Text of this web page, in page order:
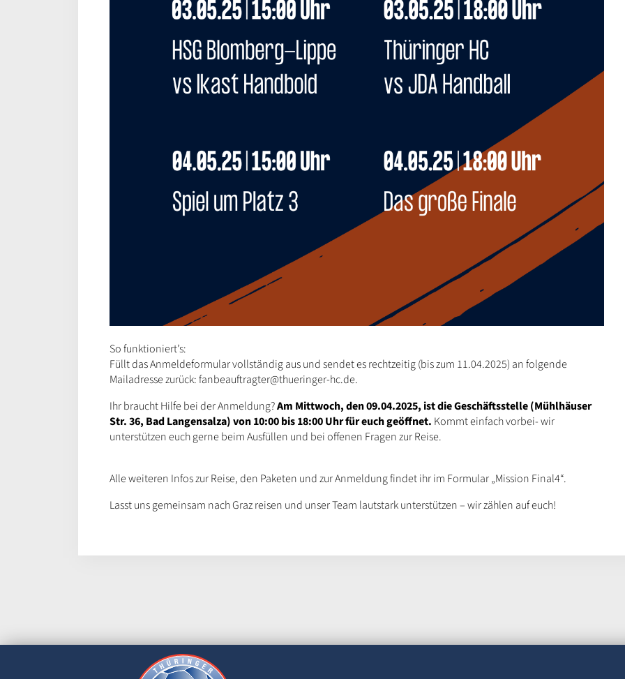
So funktioniert’s:
Füllt das Anmeldeformular vollständig aus und sendet es rechtzeitig (bis zum 11.04.2025) an folgende
Mailadresse zurück: fanbeauftragter@thueringer-hc.de.
Ihr braucht Hilfe bei der Anmeldung?Am Mittwoch, den 09.04.2025, ist die Geschäftsstelle (Mühlhäuser
Str. 36, Bad Langensalza) von 10:00 bis 18:00 Uhr für euch geöffnet. Kommt einfach vorbei- wir
unterstützen euch gerne beim Ausfüllen und bei offenen Fragen zur Reise.
Alle weiteren Infos zur Reise, den Paketen und zur Anmeldung findet ihr im Formular „Mission Final4“.
Lasst uns gemeinsam nach Graz reisen und unser Team lautstark unterstützen – wir zählen auf euch!